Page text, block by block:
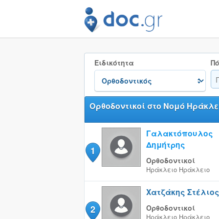
Ειδικότητα
Ορθοδοντικοί στο Νομό
1
Γαλακτόπουλος
Δημήτρης
Ορθοδοντικοί
Ηράκλειο Ηράκλειο
2
Χατζάκης
Ορθοδοντικοί
Ηράκλειο Ηράκλειο